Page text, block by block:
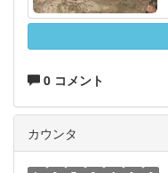
0 コメント
カウンタ